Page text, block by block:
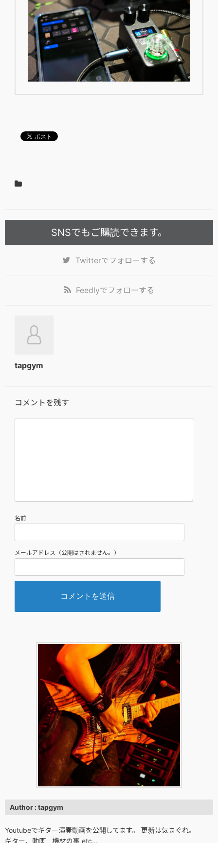
SNSでもご購読できます。
Twitterでフォローする
Feedlyでフォローする
tapgym
コメントを残す
名前
メールアドレス（公開はされません。）
Author : tapgym
Youtubeでギター演奏動画を公開してます。 更新は気まぐれ。
ギター、動画、機材の事 etc...